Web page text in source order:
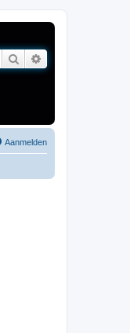
Zoek
Aanmelden